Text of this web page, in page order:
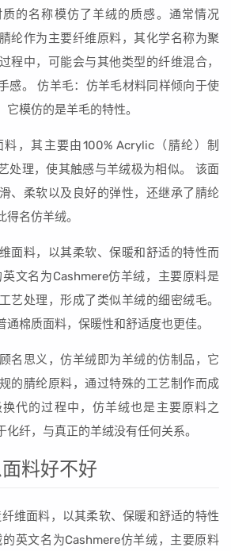
的名称模仿了羊绒的质感。通常情况
纶作为主要纤维原料，其化学名称为聚
程中，可能会与其他类型的纤维混合，
感。 仿羊毛：仿羊毛材料同样倾向于使
模仿的是羊毛的特性。
，其主要由100% Acrylic（腈纶）制
处理，使其触感与羊绒极为相似。 该面
、柔软以及良好的弹性，还继承了腈纶
名仿羊绒。
面料，以其柔软、保暖和舒适的特性而
文名为Cashmere仿羊绒，主要原料是
艺处理，形成了类似羊绒的细密绒毛。
棉质面料，保暖性和舒适度也更佳。
名思义，仿羊绒即为羊绒的仿制品，它
的腈纶原料，通过特殊的工艺制作而成
代的过程中，仿羊绒也是主要原料之
纤，与真正的羊绒没有任何关系。
料好不好
维面料，以其柔软、保暖和舒适的特性
英文名为Cashmere仿羊绒，主要原料